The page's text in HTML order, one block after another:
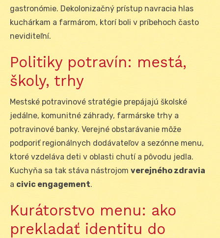
gastronómie. Dekolonizačný prístup navracia hlas
kuchárkam a farmárom, ktorí boli v príbehoch často
neviditeľní.
Politiky potravín: mestá,
školy, trhy
Mestské potravinové stratégie prepájajú školské
jedálne, komunitné záhrady, farmárske trhy a
potravinové banky. Verejné obstarávanie môže
podporiť regionálnych dodávateľov a sezónne menu,
ktoré vzdeláva deti v oblasti chutí a pôvodu jedla.
Kuchyňa sa tak stáva nástrojom verejného zdravia
a civic engagement.
Kurátorstvo menu: ako
prekladať identitu do